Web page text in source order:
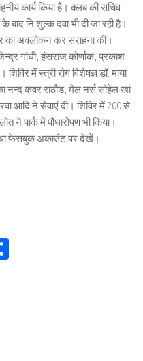
कार्य किया है। क्लब की सचिव
बाद नि:शुल्क दवा भी दी जा रही है।
का अवलोकन कर सराहना की।
गांधी, हंसराज कोर्णाक, प्रकाश
में स्त्री रोग विशेषज्ञ डॉ. माया
नन्द कंवर राठौड़, मेल नर्स सोहेल खां
आदि ने सेवाएं दी। शिविर में 200 से
ने पार्क में पौधारोपण भी किया।
फेसबुक अकाउंट पर देखें।